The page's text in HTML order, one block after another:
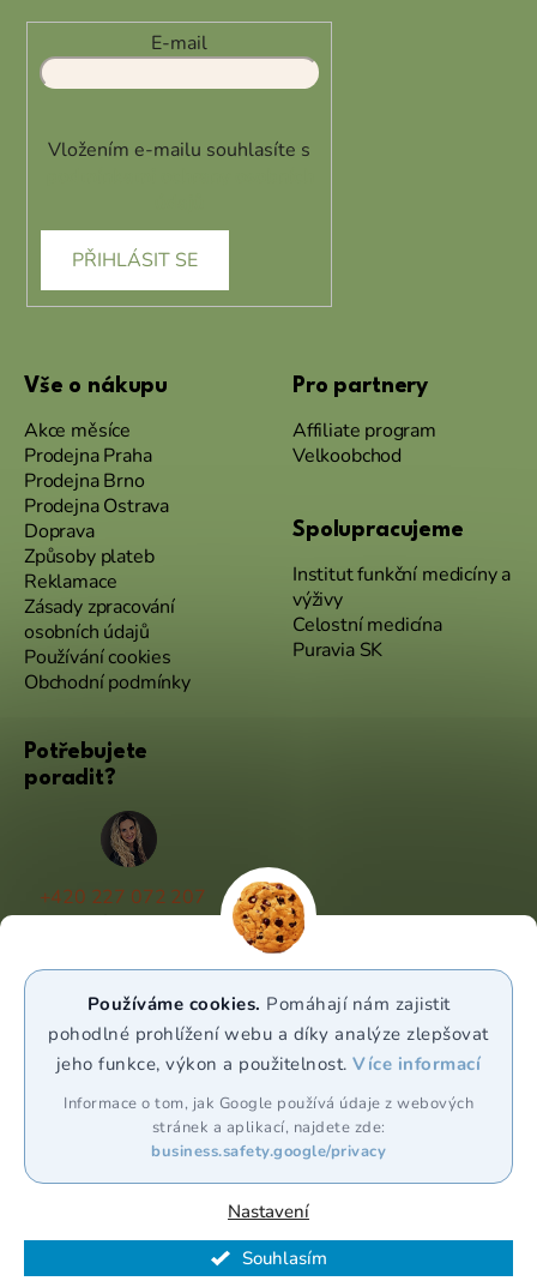
Používáme cookies. Pomáhají nám zajistit
pohodlné prohlížení webu a díky analýze zlepšovat
jeho funkce, výkon a použitelnost.Více informací
Informace o tom, jak Google používá údaje z webových
stránek a aplikací, najdete zde:
business.safety.google/privacy
Nastavení
Souhlasím
E-mail
Vložením e-mailu souhlasíte s
PŘIHLÁSIT SE
Vše o nákupu
Akce měsíce
Prodejna Praha
Prodejna Brno
Prodejna Ostrava
Doprava
Způsoby plateb
Reklamace
Zásady zpracování
osobních údajů
Používání cookies
Obchodní podmínky
Pro partnery
Affiliate program
Velkoobchod
Spolupracujeme
Institut funkční medicíny a
výživy
Celostní medicína
Puravia SK
Potřebujete
poradit?
+420 227 072 207
(Po - Pá 9:00 - 17:00)
WhatsApp
Vytvořil Shoptet Premium